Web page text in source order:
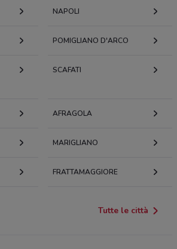
NAPOLI
POMIGLIANO D'ARCO
SCAFATI
AFRAGOLA
MARIGLIANO
FRATTAMAGGIORE
Tutte le città